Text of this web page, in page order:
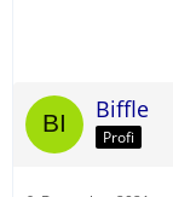
Biffle
Profi